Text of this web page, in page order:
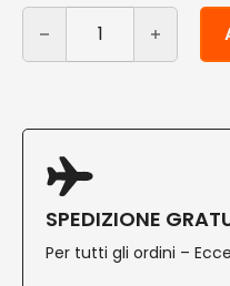
Sacchetti carta
Alternative:
SPEDIZIONE
Per tutti gli ordini –